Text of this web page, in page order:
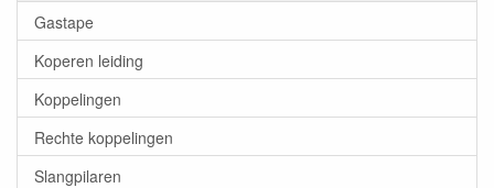
Gastape
Koperen leiding
Koppelingen
Rechte koppelingen
Slangpilaren